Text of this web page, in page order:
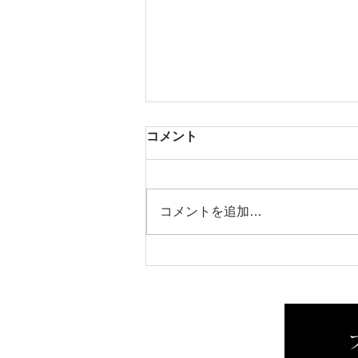
芳醇な香り
コメント
コメントを追加…